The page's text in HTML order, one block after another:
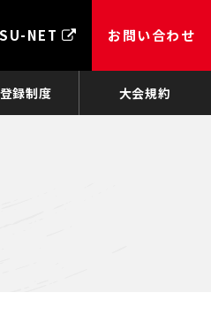
NET お問い合わせ
録制度 大会規約